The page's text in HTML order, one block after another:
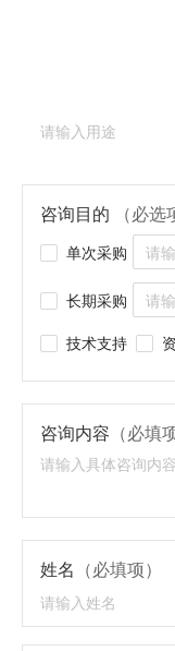
深沟球
咨询目的 （必选
单次采购
长期采购
技术支持
咨询内容 （必填
姓名 （必填项）